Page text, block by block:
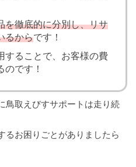
を徹底的に分別し、リサ
るからです！
することで、お客様の費
のです！
鳥取えびすサポートは走り続
るお困りごとがありましたら